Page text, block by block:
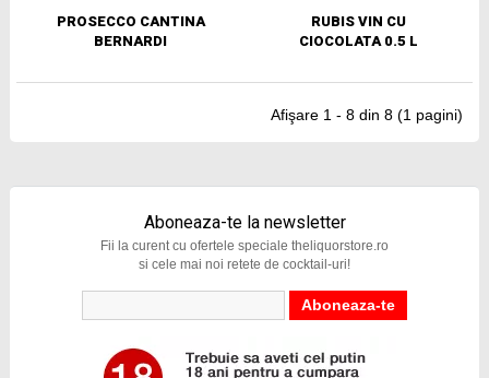
PROSECCO CANTINA
BERNARDI
RUBIS VIN CU
CIOCOLATA 0.5 L
Afişare 1 - 8 din 8 (1 pagini)
Aboneaza-te la newsletter
Fii la curent cu ofertele speciale theliquorstore.ro
si cele mai noi retete de cocktail-uri!